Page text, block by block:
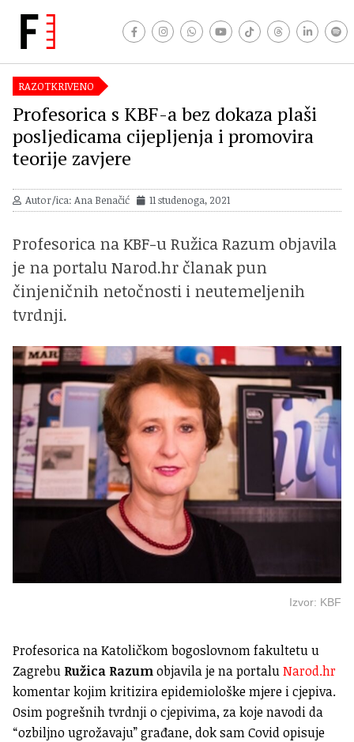
RAZOTKRIVENO
Profesorica s KBF-a bez dokaza plaši
posljedicama cijepljenja i promovira
teorije zavjere
Autor/ica: Ana Benačić 11 studenoga, 2021
Profesorica na KBF-u Ružica Razum objavila
je na portalu Narod.hr članak pun
činjeničnih netočnosti i neutemeljenih
tvrdnji.
Izvor: KBF
Profesorica na Katoličkom bogoslovnom fakultetu u
Zagrebu Ružica Razumobjavila je na portaluNarod.hr
komentar kojim kritizira epidemiološke mjere i cjepiva.
Osim pogrešnih tvrdnji o cjepivima, za koje navodi da
“ozbiljno ugrožavaju” građane, dok sam Covid opisuje